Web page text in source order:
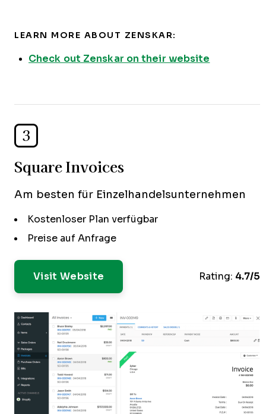
LEARN MORE ABOUT ZENSKAR:
Check out Zenskar on their website
3
Square Invoices
Am besten für Einzelhandelsunternehmen
Kostenloser Plan verfügbar
Preise auf Anfrage
Visit Website Rating: 4.7/5